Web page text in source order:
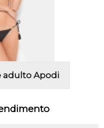
adulto Apodi